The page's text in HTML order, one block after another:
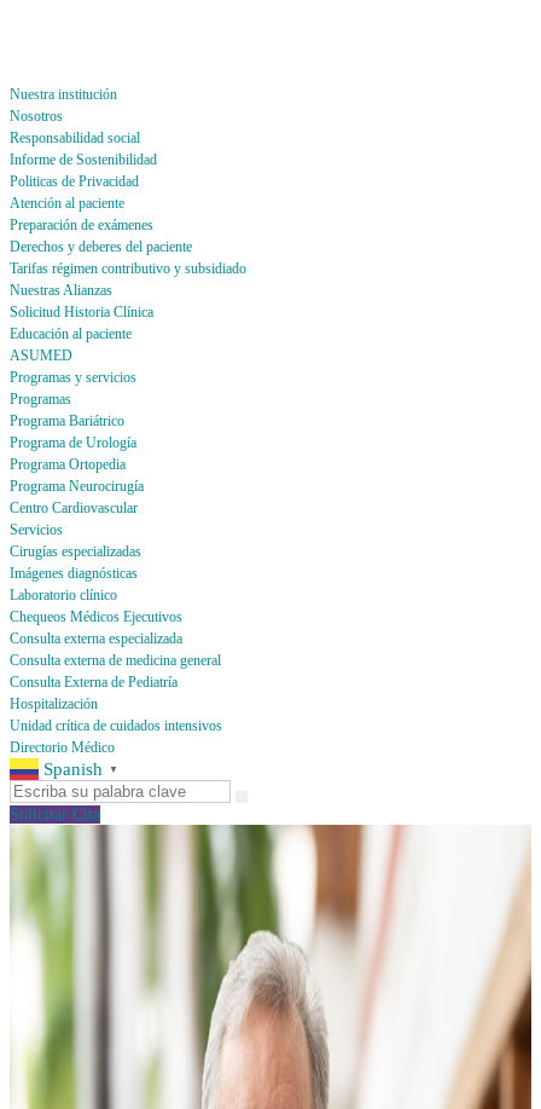
Nuestra institución
Nosotros
Responsabilidad social
Informe de Sostenibilidad
Politicas de Privacidad
Atención al paciente
Preparación de exámenes
Derechos y deberes del paciente
Tarifas régimen contributivo y subsidiado
Nuestras Alianzas
Solicitud Historia Clínica
Educación al paciente
ASUMED
Programas y servicios
Programas
Programa Bariátrico
Programa de Urología
Programa Ortopedia
Programa Neurocirugía
Centro Cardiovascular
Servicios
Cirugías especializadas
Imágenes diagnósticas
Laboratorio clínico
Chequeos Médicos Ejecutivos
Consulta externa especializada
Consulta externa de medicina general
Consulta Externa de Pediatría
Hospitalización
Unidad crítica de cuidados intensivos
Directorio Médico
Spanish ▼
Solicitar Cita